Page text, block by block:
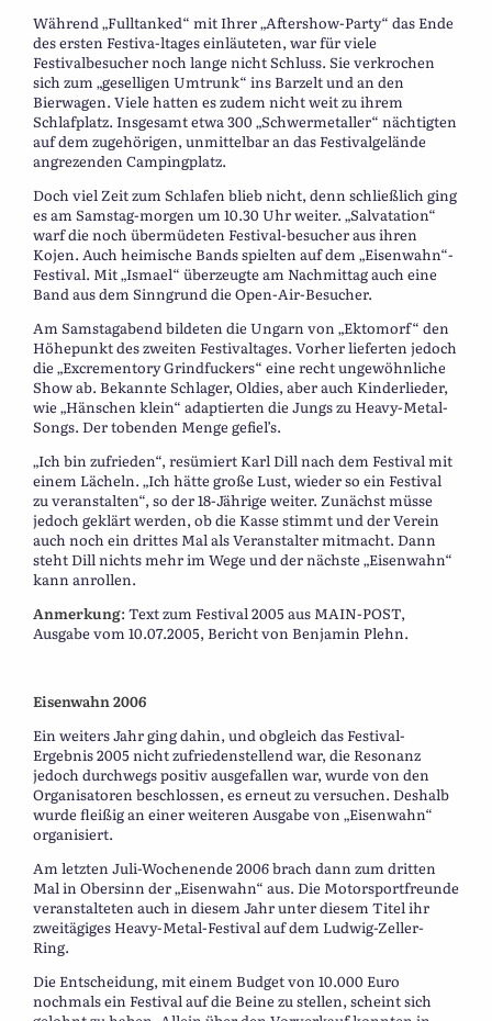
Während „Fulltanked“ mit Ihrer „Aftershow-Party“ das Ende
des ersten Festiva-ltages einläuteten, war für viele
Festivalbesucher noch lange nicht Schluss. Sie verkrochen
sich zum „geselligen Umtrunk“ ins Barzelt und an den
Bierwagen. Viele hatten es zudem nicht weit zu ihrem
Schlafplatz. Insgesamt etwa 300 „Schwermetaller“ nächtigten
auf dem zugehörigen, unmittelbar an das Festivalgelände
angrezenden Campingplatz.
Doch viel Zeit zum Schlafen blieb nicht, denn schließlich ging
es am Samstag-morgen um 10.30 Uhr weiter. „Salvatation“
warf die noch übermüdeten Festival-besucher aus ihren
Kojen. Auch heimische Bands spielten auf dem „Eisenwahn“-
Festival. Mit „Ismael“ überzeugte am Nachmittag auch eine
Band aus dem Sinngrund die Open-Air-Besucher.
Am Samstagabend bildeten die Ungarn von „Ektomorf“ den
Höhepunkt des zweiten Festivaltages. Vorher lieferten jedoch
die „Excrementory Grindfuckers“ eine recht ungewöhnliche
Show ab. Bekannte Schlager, Oldies, aber auch Kinderlieder,
wie „Hänschen klein“ adaptierten die Jungs zu Heavy-Metal-
Songs. Der tobenden Menge gefiel’s.
„Ich bin zufrieden“, resümiert Karl Dill nach dem Festival mit
einem Lächeln. „Ich hätte große Lust, wieder so ein Festival
zu veranstalten“, so der 18-Jährige weiter. Zunächst müsse
jedoch geklärt werden, ob die Kasse stimmt und der Verein
auch noch ein drittes Mal als Veranstalter mitmacht. Dann
steht Dill nichts mehr im Wege und der nächste „Eisenwahn“
kann anrollen.
Anmerkung: Text zum Festival 2005 aus MAIN-POST,
Ausgabe vom 10.07.2005, Bericht von Benjamin Plehn.
Eisenwahn 2006
Ein weiters Jahr ging dahin, und obgleich das Festival-
Ergebnis 2005 nicht zufriedenstellend war, die Resonanz
jedoch durchwegs positiv ausgefallen war, wurde von den
Organisatoren beschlossen, es erneut zu versuchen. Deshalb
wurde fleißig an einer weiteren Ausgabe von „Eisenwahn“
organisiert.
Am letzten Juli-Wochenende 2006 brach dann zum dritten
Mal in Obersinn der „Eisenwahn“ aus. Die Motorsportfreunde
veranstalteten auch in diesem Jahr unter diesem Titel ihr
zweitägiges Heavy-Metal-Festival auf dem Ludwig-Zeller-
Ring.
Die Entscheidung, mit einem Budget von 10.000 Euro
nochmals ein Festival auf die Beine zu stellen, scheint sich